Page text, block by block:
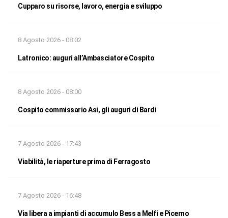
Cupparo su risorse, lavoro, energia e sviluppo
8 Agosto 2026 - 08:02
Latronico: auguri all’Ambasciatore Cospito
8 Agosto 2026 - 08:00
Cospito commissario Asi, gli auguri di Bardi
7 Agosto 2026 - 17:43
Viabilità, le riaperture prima di Ferragosto
7 Agosto 2026 - 16:48
Via libera a impianti di accumulo Bess a Melfi e Picerno